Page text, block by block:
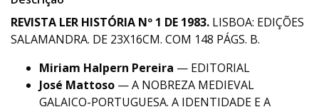
REVISTA LER HISTÓRIA Nº 1 DE 1983. LISBOA: EDIÇÕES
SALAMANDRA. DE 23X16CM. COM 148 PÁGS. B.
Miriam Halpern Pereira — EDITORIAL
José Mattoso — A NOBREZA MEDIEVAL
GALAICO-PORTUGUESA. A IDENTIDADE E A